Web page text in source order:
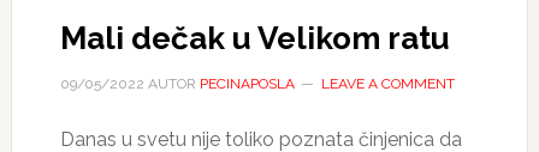
Mali dečak u Velikom ratu
09/05/2022 AUTOR PECINAPOSLA LEAVE A COMMENT
Danas u svetu nije toliko poznata činjenica da